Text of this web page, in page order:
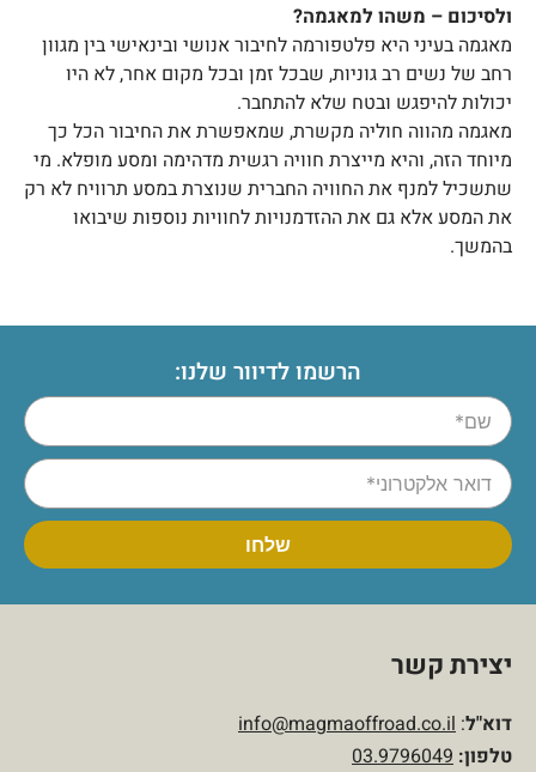
ולסיכום – משהו למאגמה?
מאגמה בעיני היא פלטפורמה לחיבור אנושי ובינאישי בין מגוון
רחב של נשים רב גוניות, שבכל זמן ובכל מקום אחר, לא היו
יכולות להיפגש ובטח שלא להתחבר.
מאגמה מהווה חוליה מקשרת, שמאפשרת את החיבור הכל כך
מיוחד הזה, והיא מייצרת חוויה רגשית מדהימה ומסע מופלא. מי
שתשכיל למנף את החוויה החברית שנוצרת במסע תרוויח לא רק
את המסע אלא גם את ההזדמנויות לחוויות נוספות שיבואו
בהמשך.
הרשמו לדיוור שלנו:
יצירת קשר
דוא"ל:
info@magmaoffroad.co.il
טלפון:
03.9796049